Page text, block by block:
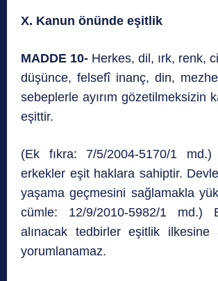
X. Kanun önünde eşitlik
MADDE 10- Herkes, dil, ırk, renk,
düşünce, felsefî inanç, din,
sebeplerle ayırım gözetilmeksizin
eşittir.
(Ek fıkra: 7/5/2004-5170/1 md.)
erkekler eşit haklara sahiptir.
yaşama geçmesini sağlamakla
cümle: 12/9/2010-5982/1 md.)
alınacak tedbirler eşitlik ilkesine
yorumlanamaz.